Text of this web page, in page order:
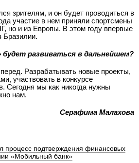
зрителям, и он будет проводиться в
участие в нем приняли спортсмены
но и из Европы. В этом году впервые
Бразилии.
будет развиваться в дальнейшем?
Разрабатывать новые проекты,
участвовать в конкурсе
Сегодня мы как никогда нужны
нам.
Серафима Малахова
процесс подтверждения финансовых
«Мобильный банк»